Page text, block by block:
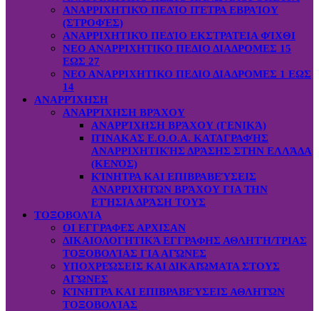
ΑΝΑΡΡΙΧΗΤΙΚΌ ΠΕΔΊΟ ΠΈΤΡΑ ΕΒΡΑΊΟΥ
(ΣΤΡΟΦΈΣ)
ΑΝΑΡΡΙΧΗΤΙΚΌ ΠΕΔΊΟ ΕΚΣΤΡΑΤΕΙΑ ΦΊΧΘΙ
ΝΕΟ ΑΝΑΡΡΙΧΗΤΙΚΟ ΠΕΔΙΟ ΔΙΑΔΡΟΜΕΣ 15
ΕΩΣ 27
ΝΕΟ ΑΝΑΡΡΙΧΗΤΙΚΟ ΠΕΔΙΟ ΔΙΑΔΡΟΜΕΣ 1 ΕΩΣ
14
ΑΝΑΡΡΊΧΗΣΗ
ΑΝΑΡΡΊΧΗΣΗ ΒΡΆΧΟΥ
ΑΝΑΡΡΊΧΗΣΗ ΒΡΆΧΟΥ (ΓΕΝΙΚΆ)
ΠΊΝΑΚΑΣ Ε.Ο.Ο.Α. ΚΑΤΑΓΡΑΦΉΣ
ΑΝΑΡΡΙΧΗΤΙΚΉΣ ΔΡΆΣΗΣ ΣΤΗΝ ΕΛΛΆΔΑ
(ΚΕΝΌΣ)
ΚΊΝΗΤΡΑ ΚΑΙ ΕΠΙΒΡΑΒΕΎΣΕΙΣ
ΑΝΑΡΡΙΧΗΤΏΝ ΒΡΆΧΟΥ ΓΙΑ ΤΗΝ
ΕΤΉΣΙΑ ΔΡΆΣΗ ΤΟΥΣ
ΤΟΞΟΒΟΛΊΑ
ΟΙ ΕΓΓΡΑΦΕΣ ΑΡΧΙΣΑΝ
ΔΙΚΑΙΟΛΟΓΗΤΙΚΆ ΕΓΓΡΑΦΗΣ ΑΘΛΗΤΉ/ΤΡΙΑΣ
ΤΟΞΟΒΟΛΊΑΣ ΓΙΑ ΑΓΏΝΕΣ
ΥΠΟΧΡΕΏΣΕΙΣ ΚΑΙ ΔΙΚΑΙΏΜΑΤΑ ΣΤΟΥΣ
ΑΓΏΝΕΣ
ΚΊΝΗΤΡΑ ΚΑΙ ΕΠΙΒΡΑΒΕΎΣΕΙΣ ΑΘΛΗΤΏΝ
ΤΟΞΟΒΟΛΊΑΣ